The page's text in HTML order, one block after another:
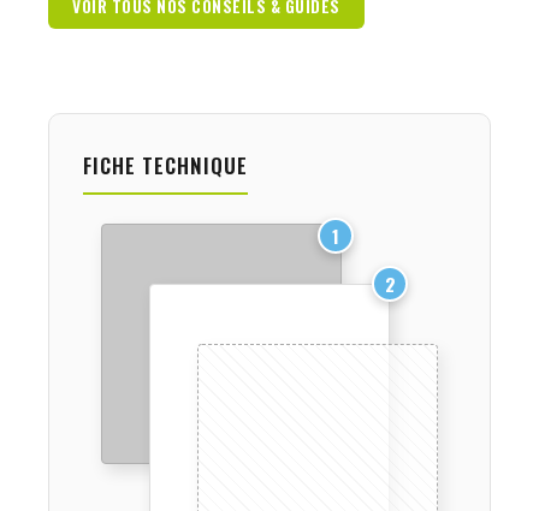
VOIR TOUS NOS CONSEILS & GUIDES
FICHE TECHNIQUE
1
2